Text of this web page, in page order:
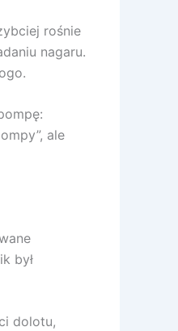
rośnie
nagaru.
ale
był
dolotu,